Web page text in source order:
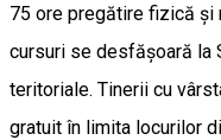
75 ore pregătire fizică şi
cursuri se desfăşoară la
teritoriale. Tinerii cu
gratuit în limita locurilor